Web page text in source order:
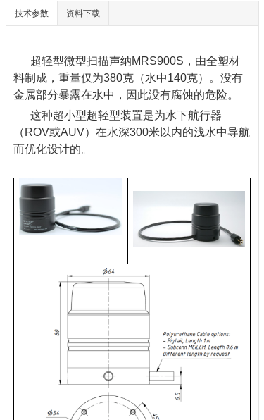
技术参数 资料下载
超轻型微型扫描声纳MRS900S，由全塑材
料制成，重量仅为380克（水中140克）。没有
金属部分暴露在水中，因此没有腐蚀的危险。
这种超小型超轻型装置是为水下航行器
（ROV或AUV）在水深300米以内的浅水中导航
而优化设计的。